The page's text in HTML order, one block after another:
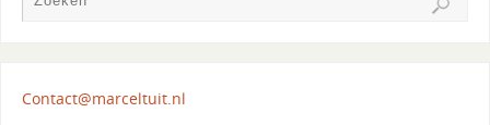
Contact@marceltuit.nl